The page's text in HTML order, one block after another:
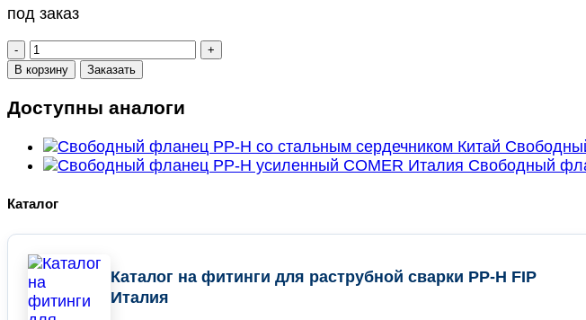
под заказ
Количество
товара
Фланец
усиленный
PN16
d
280;
FIP,
В корзину Заказать
Доступны аналоги
Свободный
Каталог
Каталог на фитинги для раструбной сварки PP-H FIP
Италия